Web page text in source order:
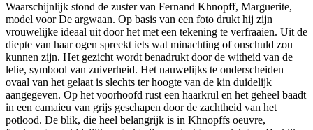
Waarschijnlijk stond de zuster van Fernand Khnopff, Marguerite,
model voor De argwaan. Op basis van een foto drukt hij zijn
vrouwelijke ideaal uit door het met een tekening te verfraaien. Uit de
diepte van haar ogen spreekt iets wat minachting of onschuld zou
kunnen zijn. Het gezicht wordt benadrukt door de witheid van de
lelie, symbool van zuiverheid. Het nauwelijks te onderscheiden
ovaal van het gelaat is slechts ter hoogte van de kin duidelijk
aangegeven. Op het voorhoofd rust een haarkrul en het geheel baadt
in een camaieu van grijs geschapen door de zachtheid van het
potlood. De blik, die heel belangrijk is in Khnopffs oeuvre,